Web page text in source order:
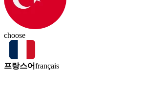
choose
프랑스어français